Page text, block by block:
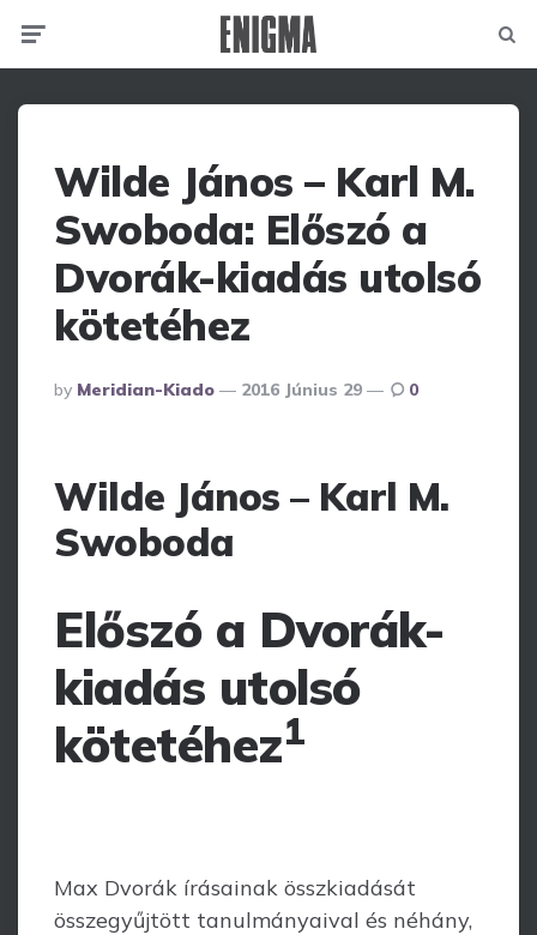
Wilde János – Karl M.
Swoboda: Előszó a
Dvorák-kiadás utolsó
kötetéhez
Posted
By
By Meridian-Kiado 2016 Június 29 0
Wilde János – Karl M.
Swoboda
Előszó a Dvorák-
kiadás utolsó
kötetéhez1
Max Dvorák írásainak összkiadását
összegyűjtött tanulmányaival és néhány,